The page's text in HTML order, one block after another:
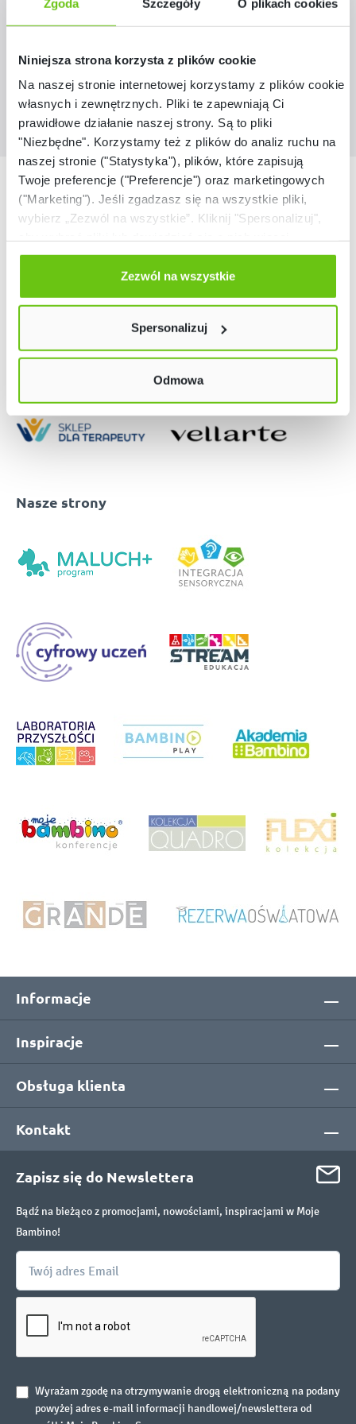
Zgoda Szczegóły O plikach cookies
Niniejsza strona korzysta z plików cookie
Na naszej stronie internetowej korzystamy z plików cookie:
własnych i zewnętrznych. Pliki te zapewniają Ci
prawidłowe działanie naszej strony. Są to pliki
"Niezbędne". Korzystamy też z plików do analiz ruchu na
naszej stronie ("Statystyka"), plików, które zapisują
Twoje preferencje ("Preferencje") oraz marketingowych
("Marketing"). Jeśli zgadzasz się na wszystkie pliki,
wybierz „Zezwól na wszystkie”. Kliknij "Spersonalizuj",
Odmów zgody poprzez przycisk „Odmowa”. Wtedy
użyjemy tylko plików niezbędnych dla naszej strony.
Twój wybór możesz zmienić przez kliknięcie przycisku w
Polityce prywatności
Zezwól na wszystkie
Spersonalizuj
Odmowa
Nasze marki
Nasze strony
Informacje
Inspiracje
Obsługa klienta
Kontakt
Zapisz się do Newslettera
Bądź na bieżąco z promocjami, nowościami, inspiracjami w Moje
Bambino!
Wyrażam zgodę na otrzymywanie drogą elektroniczną na podany
powyżej adres e-mail informacji handlowej/newslettera od